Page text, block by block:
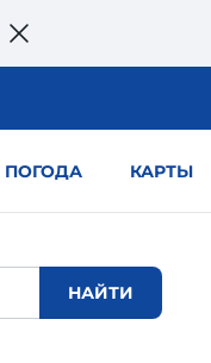
ПОГОДА КАРТЫ